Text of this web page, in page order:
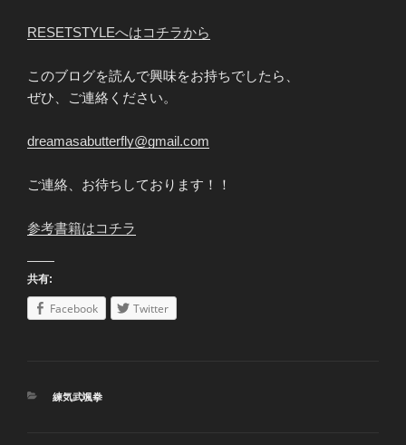
RESETSTYLEへはコチラから
このブログを読んで興味をお持ちでしたら、
ぜひ、ご連絡ください。
dreamasabutterfly@gmail.com
ご連絡、お待ちしております！！
参考書籍はコチラ
共有:
Facebook Twitter
カ
練気武颯拳